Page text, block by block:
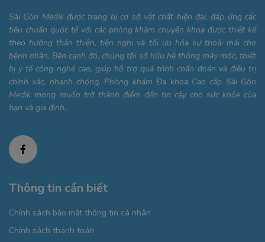
Sài Gòn Medik được trang bị cơ sở vật chất hiện đại, đáp ứng các
tiêu chuẩn quốc tế với các phòng khám chuyên khoa được thiết kế
theo hướng thân thiện, tiện nghi và tối ưu hóa sự thoải mái cho
bệnh nhân. Bên cạnh đó, chúng tôi sở hữu hệ thống máy móc, thiết
bị y tế công nghệ cao, giúp hỗ trợ quá trình chẩn đoán và điều trị
chính xác, nhanh chóng. Phòng khám Đa khoa Cao cấp Sài Gòn
Medik mong muốn trở thành điểm đến tin cậy cho sức khỏe của
bạn và gia đình.
Thông tin cần biết
Chính sách bảo mật thông tin cá nhân
Chính sách thanh toán